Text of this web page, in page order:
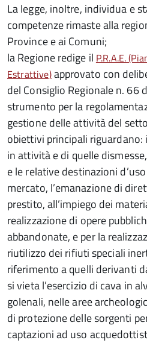
La legge, inoltre, individua e
competenze rimaste alla
Province e ai Comuni;
la Regione redige il P.R.A.E.
Estrattive)approvato con
del Consiglio Regionale n. 66
strumento per la
gestione delle attività del
obiettivi principali
in attività e di quelle
e le relative destinazioni
mercato, l’emanazione di
prestito, all’impiego dei
realizzazione di opere
abbandonate, e per la
riutilizzo dei rifiuti speciali
riferimento a quelli derivanti
si vieta l’esercizio di cava in
golenali, nelle aree
di protezione delle sorgenti
captazioni ad uso